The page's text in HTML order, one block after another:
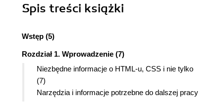
Spis treści książki
Wstęp (5)
Rozdział 1. Wprowadzenie (7)
Niezbędne informacje o HTML-u, CSS i nie tylko
(7)
Narzędzia i informacje potrzebne do dalszej pracy